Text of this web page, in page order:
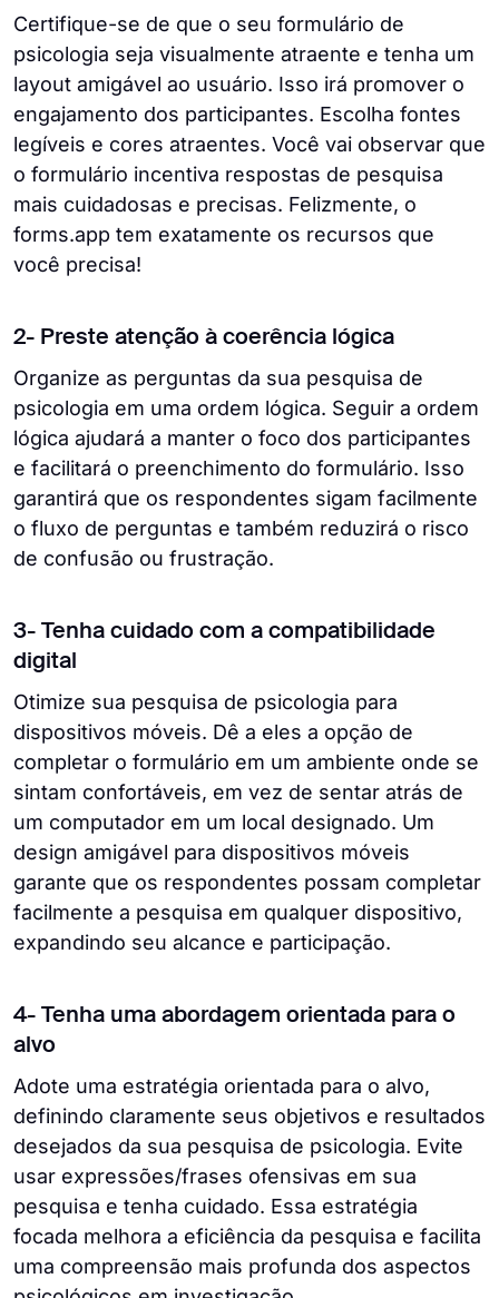
Certifique-se de que o seu formulário de
psicologia seja visualmente atraente e tenha um
layout amigável ao usuário. Isso irá promover o
engajamento dos participantes. Escolha fontes
legíveis e cores atraentes. Você vai observar que
o formulário incentiva respostas de pesquisa
mais cuidadosas e precisas. Felizmente, o
forms.app tem exatamente os recursos que
você precisa!
2- Preste atenção à coerência lógica
Organize as perguntas da sua pesquisa de
psicologia em uma ordem lógica. Seguir a ordem
lógica ajudará a manter o foco dos participantes
e facilitará o preenchimento do formulário. Isso
garantirá que os respondentes sigam facilmente
o fluxo de perguntas e também reduzirá o risco
de confusão ou frustração.
3- Tenha cuidado com a compatibilidade
digital
Otimize sua pesquisa de psicologia para
dispositivos móveis. Dê a eles a opção de
completar o formulário em um ambiente onde se
sintam confortáveis, em vez de sentar atrás de
um computador em um local designado. Um
design amigável para dispositivos móveis
garante que os respondentes possam completar
facilmente a pesquisa em qualquer dispositivo,
expandindo seu alcance e participação.
4- Tenha uma abordagem orientada para o
alvo
Adote uma estratégia orientada para o alvo,
definindo claramente seus objetivos e resultados
desejados da sua pesquisa de psicologia. Evite
usar expressões/frases ofensivas em sua
pesquisa e tenha cuidado. Essa estratégia
focada melhora a eficiência da pesquisa e facilita
uma compreensão mais profunda dos aspectos